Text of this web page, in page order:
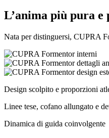
L’anima più pura
Nata per distinguersi, CUPRA
Design scolpito e proporzioni
Linee tese, cofano allungato e
Dinamica di guida coinvolgente